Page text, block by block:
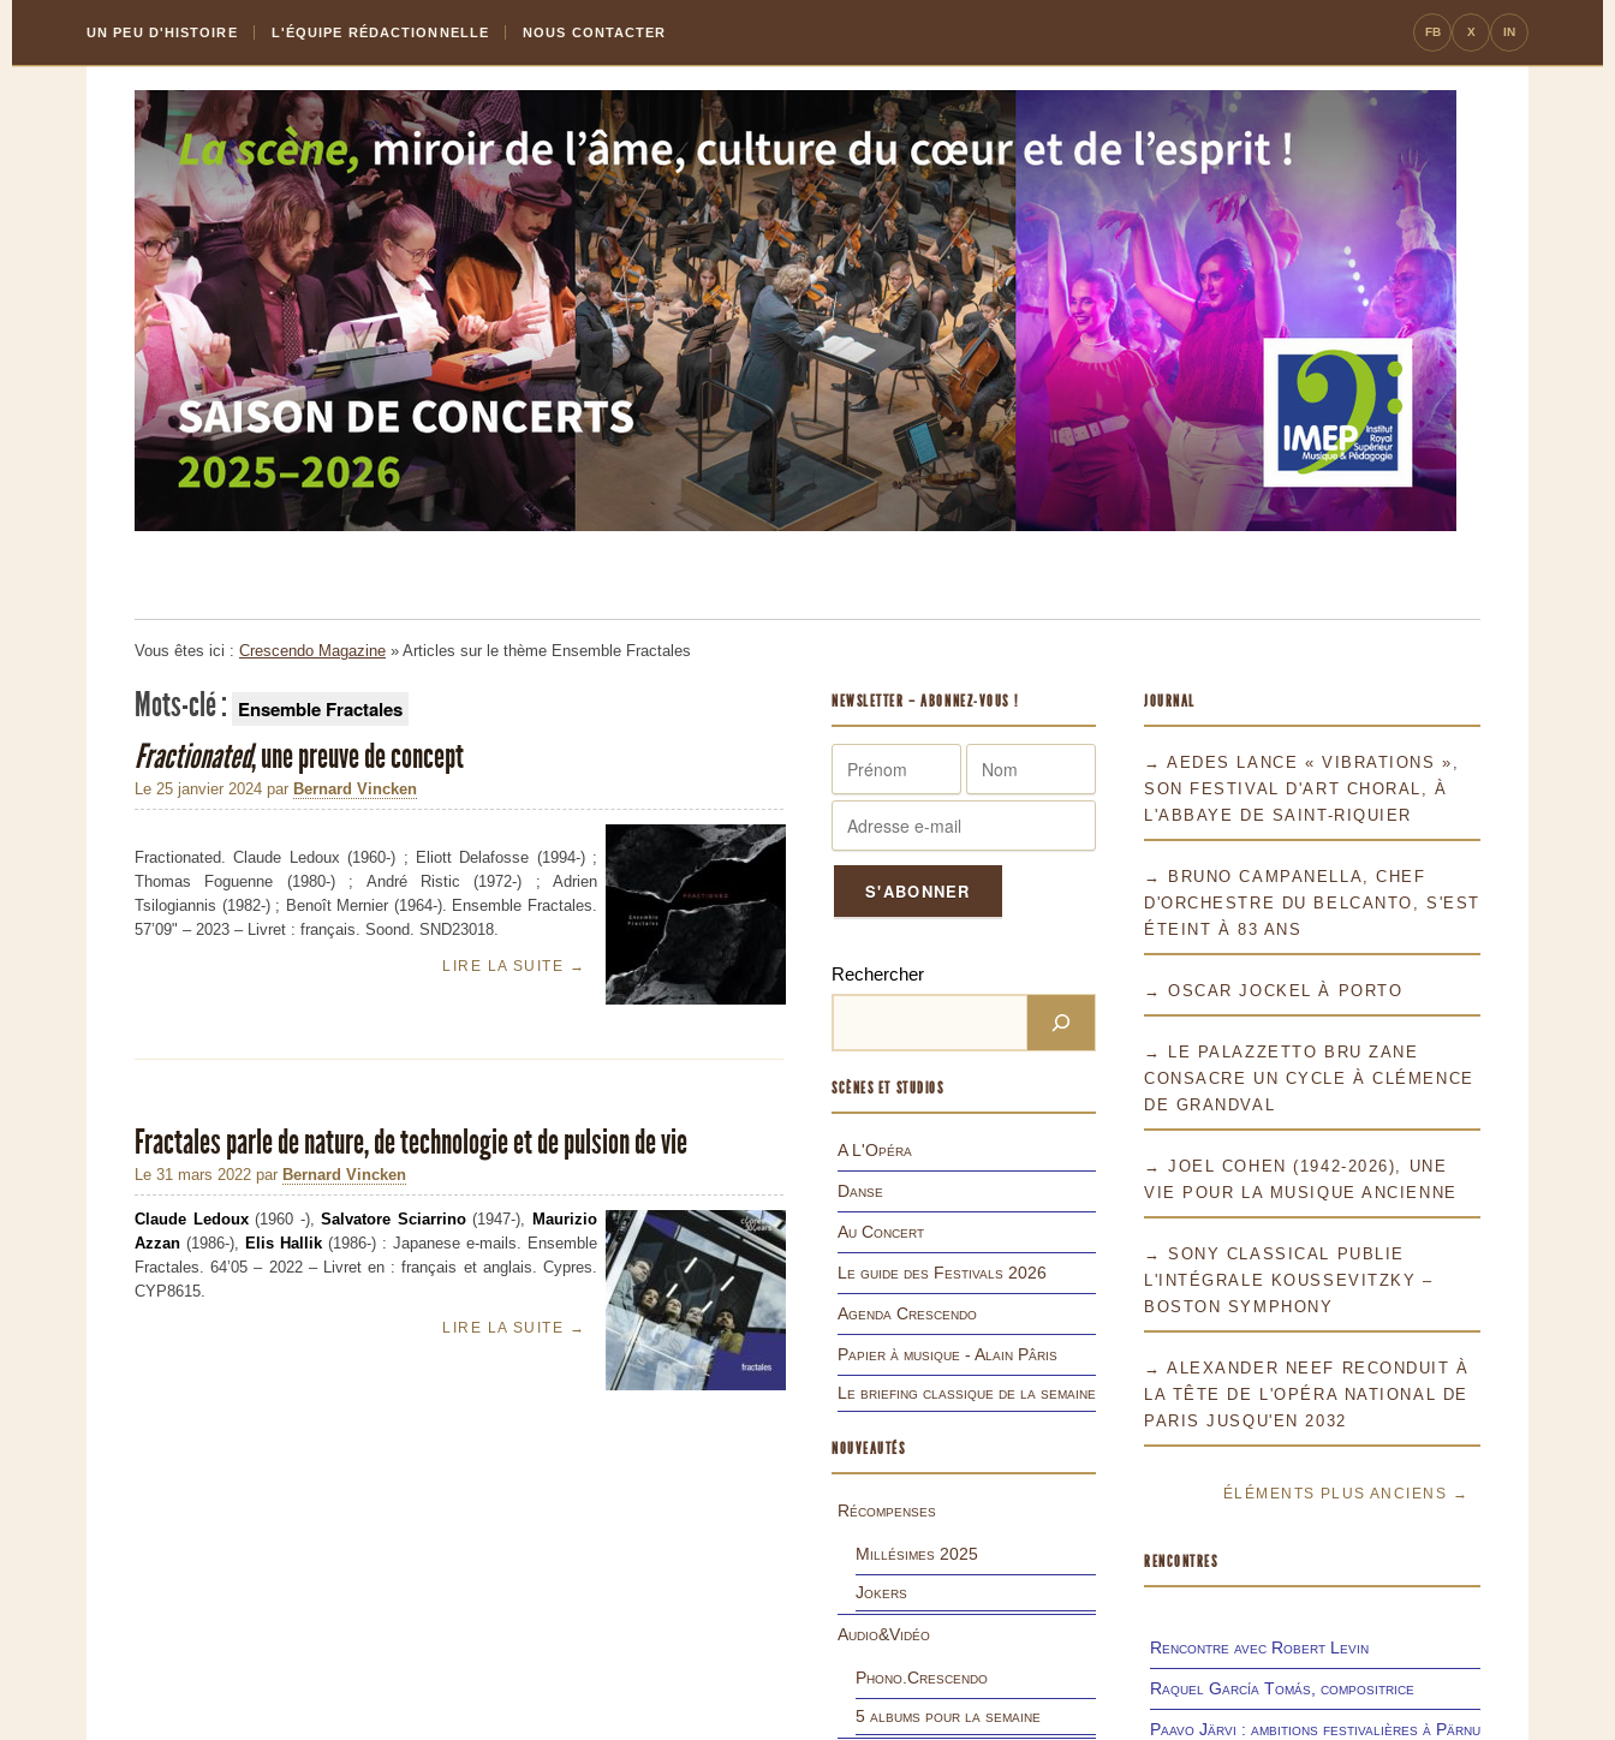
Content
la
UN PEU D'HISTOIRE L'ÉQUIPE RÉDACTIONNELLE NOUS CONTACTER FB X IN
Vous êtes ici : Crescendo Magazine » Articles sur le thème Ensemble Fractales
Mots-clé : Ensemble Fractales
Fractionated, une preuve de concept
Le 25 janvier 2024 par Bernard Vincken
Fractionated. Claude Ledoux (1960-) ; Eliott Delafosse (1994-) ;
Thomas Foguenne (1980-) ; André Ristic (1972-) ; Adrien
Tsilogiannis (1982-) ; Benoît Mernier (1964-). Ensemble Fractales.
57’09" – 2023 – Livret : français. Soond. SND23018.
LIRE LA SUITE →
Fractales parle de nature, de technologie et de pulsion de vie
Le 31 mars 2022 par Bernard Vincken
Claude Ledoux(1960 -),Salvatore Sciarrino(1947-), Maurizio
Azzan (1986-), Elis Hallik (1986-) : Japanese e-mails. Ensemble
Fractales. 64’05 – 2022 – Livret en : français et anglais. Cypres.
CYP8615.
LIRE LA SUITE →
NEWSLETTER – ABONNEZ-VOUS !
Rechercher
SCÈNES ET STUDIOS
A L'Opéra
Danse
Au Concert
Le guide des Festivals 2026
Agenda Crescendo
Papier à musique - Alain Pâris
Le briefing classique de la semaine
NOUVEAUTÉS
Récompenses
Millésimes 2025
Jokers
Audio&Vidéo
Phono.Crescendo
5 albums pour la semaine
JOURNAL
→ AEDES LANCE « VIBRATIONS »,
SON FESTIVAL D'ART CHORAL, À
L'ABBAYE DE SAINT-RIQUIER
→ BRUNO CAMPANELLA, CHEF
D'ORCHESTRE DU BELCANTO, S'EST
ÉTEINT À 83 ANS
→ OSCAR JOCKEL À PORTO
→ LE PALAZZETTO BRU ZANE
CONSACRE UN CYCLE À CLÉMENCE
DE GRANDVAL
→ JOEL COHEN (1942-2026), UNE
VIE POUR LA MUSIQUE ANCIENNE
→ SONY CLASSICAL PUBLIE
L'INTÉGRALE KOUSSEVITZKY –
BOSTON SYMPHONY
→ ALEXANDER NEEF RECONDUIT À
LA TÊTE DE L'OPÉRA NATIONAL DE
PARIS JUSQU'EN 2032
ÉLÉMENTS PLUS ANCIENS →
RENCONTRES
Rencontre avec Robert Levin
Raquel García Tomás, compositrice
Paavo Järvi : ambitions festivalières à Pärnu